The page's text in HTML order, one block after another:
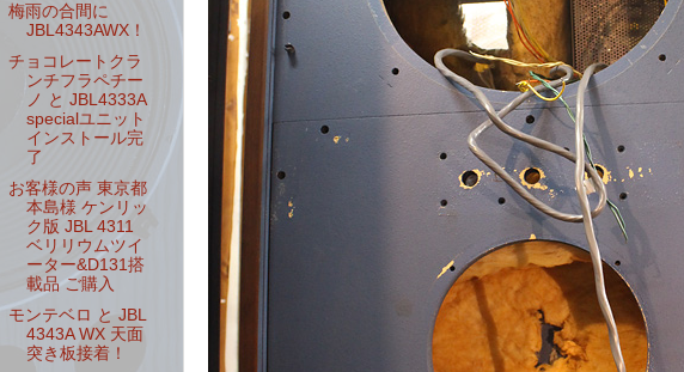
梅雨の合間に
JBL4343AWX！
チョコレートクラ
ンチフラペチー
ノ と JBL4333A
specialユニット
インストール完
了
お客様の声 東京都
本島様 ケンリッ
ク版 JBL 4311
ベリリウムツイ
ーター&D131搭
載品 ご購入
モンテベロ と JBL
4343A WX 天面
突き板接着！